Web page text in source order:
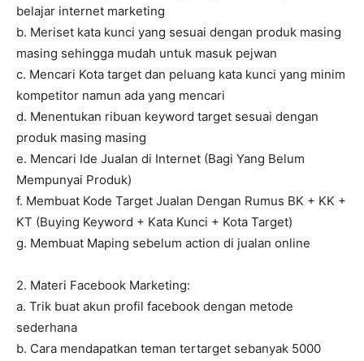
belajar internet marketing
b. Meriset kata kunci yang sesuai dengan produk masing
masing sehingga mudah untuk masuk pejwan
c. Mencari Kota target dan peluang kata kunci yang minim
kompetitor namun ada yang mencari
d. Menentukan ribuan keyword target sesuai dengan
produk masing masing
e. Mencari Ide Jualan di Internet (Bagi Yang Belum
Mempunyai Produk)
f. Membuat Kode Target Jualan Dengan Rumus BK + KK +
KT (Buying Keyword + Kata Kunci + Kota Target)
g. Membuat Maping sebelum action di jualan online
2. Materi Facebook Marketing:
a. Trik buat akun profil facebook dengan metode
sederhana
b. Cara mendapatkan teman tertarget sebanyak 5000